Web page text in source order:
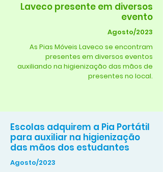
Laveco presente em diversos
evento
Agosto/2023
As Pias Móveis Laveco se encontram
presentes em diversos eventos
auxiliando na higienização das mãos de
presentes no local.
Escolas adquirem a Pia Portátil
para auxiliar na higienização
das mãos dos estudantes
Agosto/2023